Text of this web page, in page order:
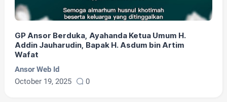
GP Ansor Berduka, Ayahanda Ketua Umum H.
Addin Jauharudin, Bapak H. Asdum bin Artim
Wafat
Ansor Web Id
October 19, 2025
0